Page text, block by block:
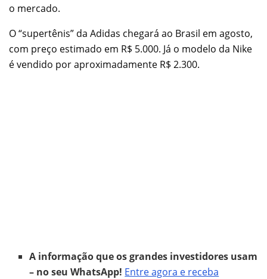
o mercado.
O “supertênis” da Adidas chegará ao Brasil em agosto,
com preço estimado em R$ 5.000. Já o modelo da Nike
é vendido por aproximadamente R$ 2.300.
A informação que os grandes investidores usam
– no seu WhatsApp! Entre agora e receba